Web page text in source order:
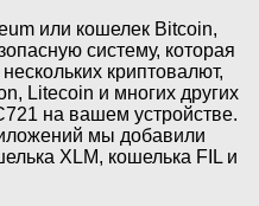
или кошелек Bitcoin,
систему, которая
криптовалют,
Litecoin и многих других
на вашем устройстве.
мы добавили
XLM, кошелька FIL и